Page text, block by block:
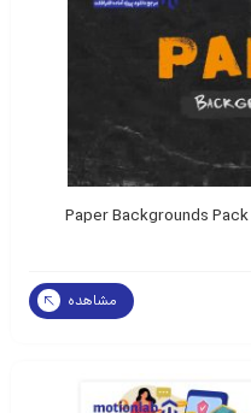
مشاهده